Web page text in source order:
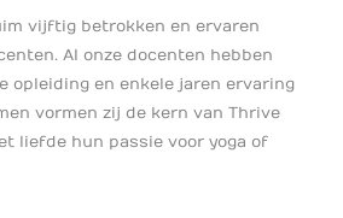
vijftig betrokken en ervaren
Al onze docenten hebben
opleiding en enkele jaren ervaring
vormen zij de kern van Thrive
liefde hun passie voor yoga of